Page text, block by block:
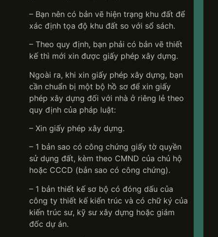
– Bạn nên có bản vẽ hiện trạng khu đất để
xác định tọa độ khu đất so với sổ sách.
– Theo quy định, bạn phải có bản vẽ thiết
kế thì mới xin được giấy phép xây dựng.
Ngoài ra, khi xin giấy phép xây dựng, bạn
cần chuẩn bị một bộ hồ sơ để xin giấy
phép xây dựng đối với nhà ở riêng lẻ theo
quy định của pháp luật:
– Xin giấy phép xây dựng.
– 1 bản sao có công chứng giấy tờ quyền
sử dụng đất, kèm theo CMND của chủ hộ
hoặc CCCD (bản sao có công chứng).
– 1 bản thiết kế sơ bộ có đóng dấu của
công ty thiết kế kiến ​​trúc và có chữ ký của
kiến ​​trúc sư, kỹ sư xây dựng hoặc giám
đốc dự án.